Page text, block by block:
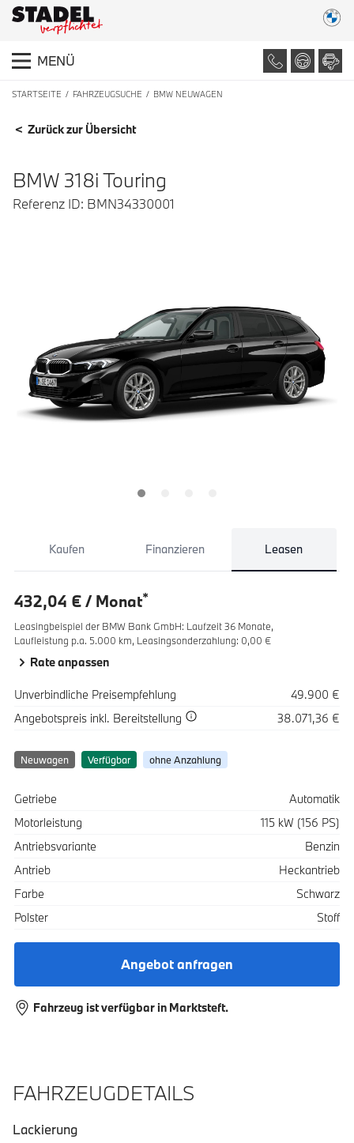
MENÜ
STARTSEITE FAHRZEUGSUCHE BMW NEUWAGEN
FAHRZEUGDETAILS
< Zurück zur Übersicht
BMW 318i Touring
Referenz ID: BMN34330001
Kaufen Finanzieren Leasen
432,04 € / Monat*
Leasingbeispiel der BMW Bank GmbH: Laufzeit 36 Monate,
Laufleistung p.a. 5.000 km, Leasingsonderzahlung: 0,00 €
Rate anpassen
SpezifikationWert
Unverbindliche Preisempfehlung
49.900 €
Spezifikation Wert
Angebotspreis inkl. Bereitstellung 38.071,36 €
Neuwagen Verfügbar ohne Anzahlung
Spezifikation
Getriebe
Automatik
Motorleistung
115 kW (156 PS)
Antriebsvariante
Benzin
Antrieb
Heckantrieb
Farbe
Schwarz
Polster
Stoff
Angebot anfragen
Fahrzeug ist verfügbar in Marktsteft.
FAHRZEUGDETAILS
Lackierung